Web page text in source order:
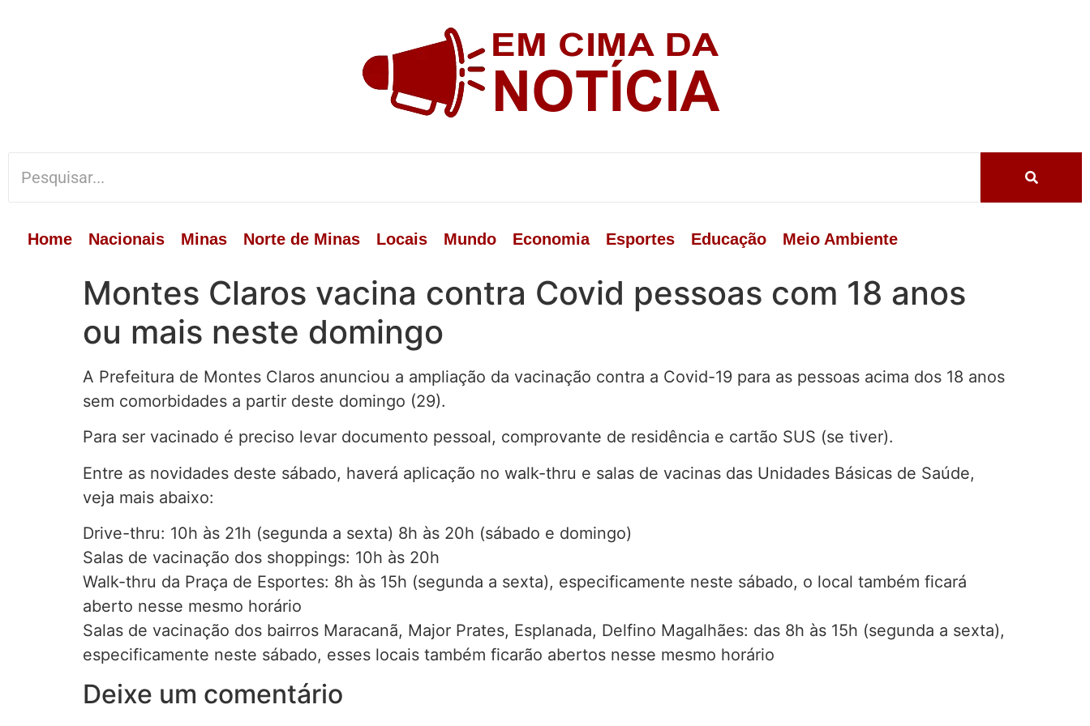
Home Nacionais Minas Norte de Minas Locais Mundo Economia Esportes Educação Meio Ambiente
Montes Claros vacina contra Covid pessoas com 18 anos
ou mais neste domingo
A Prefeitura de Montes Claros anunciou a ampliação da vacinação contra a Covid-19 para as pessoas acima dos 18 anos
sem comorbidades a partir deste domingo (29).
Para ser vacinado é preciso levar documento pessoal, comprovante de residência e cartão SUS (se tiver).
Entre as novidades deste sábado, haverá aplicação no walk-thru e salas de vacinas das Unidades Básicas de Saúde,
veja mais abaixo:
Drive-thru: 10h às 21h (segunda a sexta) 8h às 20h (sábado e domingo)
Salas de vacinação dos shoppings: 10h às 20h
Walk-thru da Praça de Esportes: 8h às 15h (segunda a sexta), especificamente neste sábado, o local também ficará
aberto nesse mesmo horário
Salas de vacinação dos bairros Maracanã, Major Prates, Esplanada, Delfino Magalhães: das 8h às 15h (segunda a sexta),
especificamente neste sábado, esses locais também ficarão abertos nesse mesmo horário
Deixe um comentário